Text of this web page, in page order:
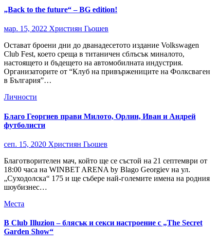
„Back to the future“ – BG edition!
мар. 15, 2022 Християн Гьошев
Остават броени дни до дванадесетото издание Volkswagen
Club Fest, което среща в титаничен сблъсък миналото,
настоящето и бъдещето на автомобилната индустрия.
Организаторите от “Клуб на привържениците на Фолксваген
в България”…
Личности
Благо Георгиев прави Милото, Орлин, Иван и Андрей
футболисти
сеп. 15, 2020 Християн Гьошев
Благотворителен мач, който ще се състой на 21 септември от
18:00 часа на WINBET ARENA by Blago Georgiev на ул.
„Суходолска“ 175 и ще събере най-големите имена на родния
шоубизнес…
Места
В Club Illuzion – блясък и секси настроение с „The Secret
Garden Show“